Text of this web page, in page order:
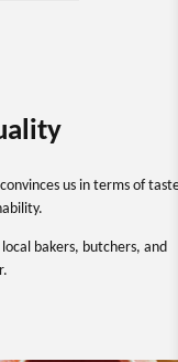
us in terms of
bakers, butchers, and